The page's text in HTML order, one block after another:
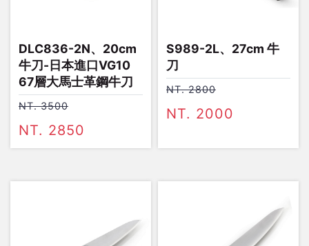
DLC836-2N、20cm
牛刀-日本進口VG10
67層大馬士革鋼牛刀
NT. 3500
NT. 2850
S989-2L、27cm 牛
刀
NT. 2800
NT. 2000